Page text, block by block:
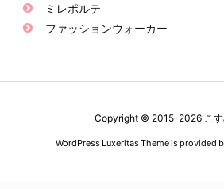
ミレポルテ
ファッションウォーカー
Copyright © 2015-2026 こ
WordPress Luxeritas Theme is provided